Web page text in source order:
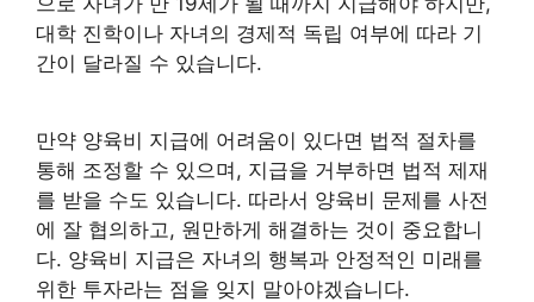
대학 진학이나 자녀의 경제적 독립 여부에 따라 기
간이 달라질 수 있습니다.
만약 양육비 지급에 어려움이 있다면 법적 절차를
통해 조정할 수 있으며, 지급을 거부하면 법적 제재
를 받을 수도 있습니다. 따라서 양육비 문제를 사전
에 잘 협의하고, 원만하게 해결하는 것이 중요합니
다. 양육비 지급은 자녀의 행복과 안정적인 미래를
위한 투자라는 점을 잊지 말아야겠습니다.